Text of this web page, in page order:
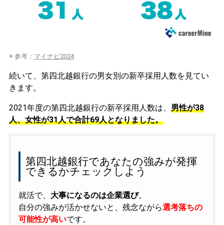
※ 参考： マイナビ2024
続いて、第四北越銀行の男女別の新卒採用人数を見てい
きます。
2021年度の第四北越銀行の新卒採用人数は、 男性が38
人、女性が31人で合計69人となりました。
第四北越銀行であなたの強みが発揮
できるかチェックしよう
就活で、 大事になるのは企業選び。
自分の強みが活かせないと、残念ながら選考落ちの
可能性が高いです。